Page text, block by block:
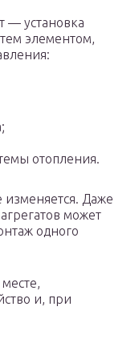
— установка
элементом,
отопления.
изменяется. Даже
может
одного
и, при